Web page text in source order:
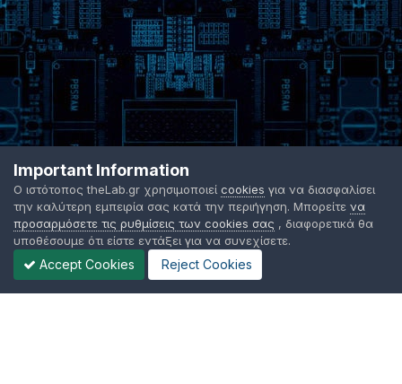
Important Information
Ο ιστότοπος theLab.gr χρησιμοποιεί cookies για να διασφαλίσει
την καλύτερη εμπειρία σας κατά την περιήγηση. Μπορείτε να
προσαρμόσετε τις ρυθμίσεις των cookies σας , διαφορετικά θα
υποθέσουμε ότι είστε εντάξει για να συνεχίσετε.
Accept Cookies Reject Cookies